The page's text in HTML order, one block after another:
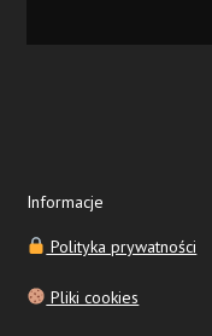
Informacje
Polityka prywatności
Pliki cookies